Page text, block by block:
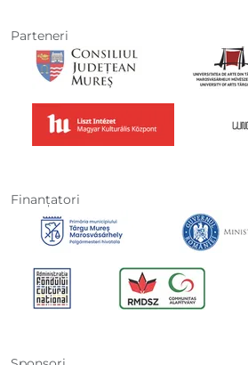
Parteneri
Finanţatori